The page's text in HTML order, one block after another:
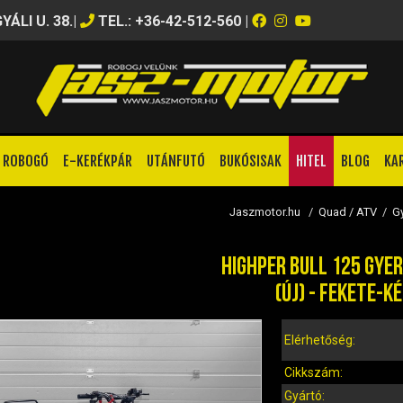
U. 38.| TEL.: +36-42-512-560 |
ROBOGÓ E-KERÉKPÁR UTÁNFUTÓ BUKÓSISAK HITEL BLOG
Jaszmotor.hu / Quad / ATV /
HIGHPER BULL 125
(ÚJ) - FEKETE-
Elérhetőség:
Cikkszám:
Gyártó: